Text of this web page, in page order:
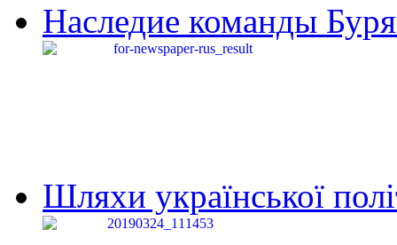
Наследие команды
Шляхи української